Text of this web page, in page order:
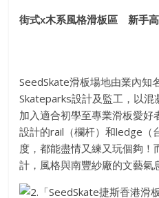
街式x木系風格滑板區 新手高
SeedSkate滑板場地由業內知
Skateparks設計及監工，以
加入適合初學至專業滑板愛好
設計的rail（欄杆）和ledge（
度，都能盡情又練又玩個夠！
計，風格與南豐紗廠的文藝氣